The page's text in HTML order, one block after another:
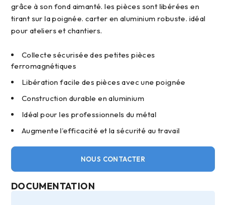
grâce à son fond aimanté. les pièces sont libérées en
tirant sur la poignée. carter en aluminium robuste. idéal
pour ateliers et chantiers.
Collecte sécurisée des petites pièces
ferromagnétiques
Libération facile des pièces avec une poignée
Construction durable en aluminium
Idéal pour les professionnels du métal
Augmente l’efficacité et la sécurité au travail
NOUS CONTACTER
DOCUMENTATION